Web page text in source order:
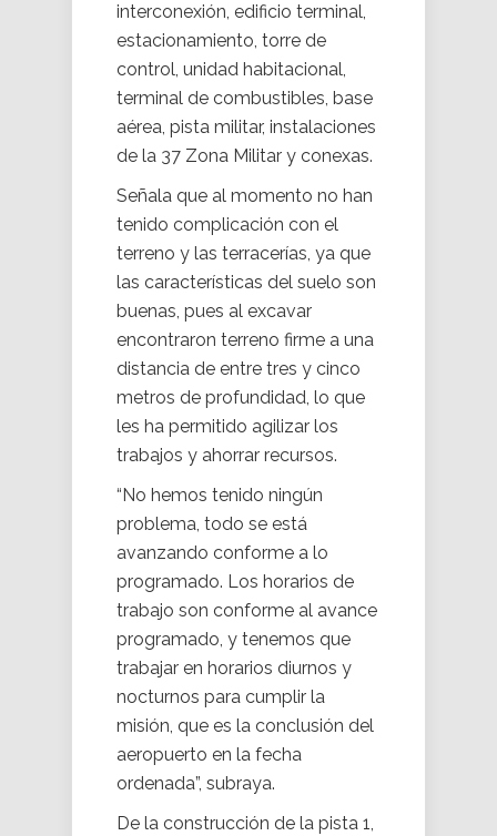
interconexión, edificio terminal,
estacionamiento, torre de
control, unidad habitacional,
terminal de combustibles, base
aérea, pista militar, instalaciones
de la 37 Zona Militar y conexas.
Señala que al momento no han
tenido complicación con el
terreno y las terracerías, ya que
las características del suelo son
buenas, pues al excavar
encontraron terreno firme a una
distancia de entre tres y cinco
metros de profundidad, lo que
les ha permitido agilizar los
trabajos y ahorrar recursos.
“No hemos tenido ningún
problema, todo se está
avanzando conforme a lo
programado. Los horarios de
trabajo son conforme al avance
programado, y tenemos que
trabajar en horarios diurnos y
nocturnos para cumplir la
misión, que es la conclusión del
aeropuerto en la fecha
ordenada”, subraya.
De la construcción de la pista 1,